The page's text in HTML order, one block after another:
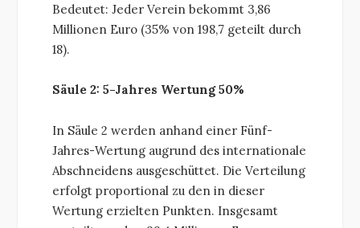
Bedeutet: Jeder Verein bekommt 3,86
Millionen Euro (35% von 198,7 geteilt durch
18).
Säule 2: 5-Jahres Wertung 50%
In Säule 2 werden anhand einer Fünf-
Jahres-Wertung augrund des internationale
Abschneidens ausgeschüttet. Die Verteilung
erfolgt proportional zu den in dieser
Wertung erzielten Punkten. Insgesamt